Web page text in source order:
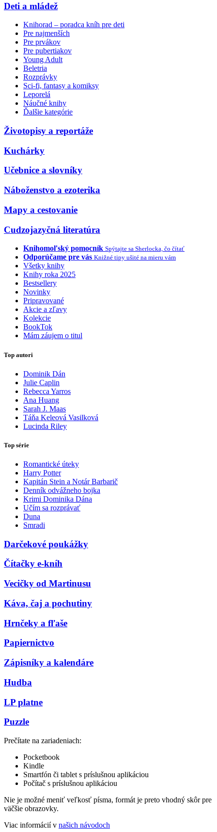
Deti a mládež
Knihorad – poradca kníh pre deti
Pre najmenších
Pre prvákov
Pre pubertiakov
Young Adult
Beletria
Rozprávky
Sci-fi, fantasy a komiksy
Leporelá
Náučné knihy
Ďalšie kategórie
Životopisy a reportáže
Kuchárky
Učebnice a slovníky
Náboženstvo a ezoterika
Mapy a cestovanie
Cudzojazyčná literatúra
Knihomoľský pomocník Spýtajte sa Sherlocka, čo čítať
Odporúčame pre vás Knižné tipy ušité na mieru vám
Všetky knihy
Knihy roka 2025
Bestsellery
Novinky
Pripravované
Akcie a zľavy
Kolekcie
BookTok
Mám záujem o titul
Top autori
Dominik Dán
Julie Caplin
Rebecca Yarros
Ana Huang
Sarah J. Maas
Táňa Keleová Vasilková
Lucinda Riley
Top série
Romantické úteky
Harry Potter
Kapitán Stein a Notár Barbarič
Denník odvážneho bojka
Krimi Dominika Dána
Učím sa rozprávať
Duna
Smradi
Darčekové poukážky
Čítačky e-kníh
Vecičky od Martinusu
Káva, čaj a pochutiny
Hrnčeky a fľaše
Papiernictvo
Zápisníky a kalendáre
Hudba
LP platne
Puzzle
Prečítate na zariadeniach:
Pocketbook
Kindle
Smartfón či tablet s príslušnou aplikáciou
Počítač s príslušnou aplikáciou
Nie je možné meniť veľkosť písma, formát je preto vhodný skôr pre
väčšie obrazovky.
Viac informácií v našich návodoch